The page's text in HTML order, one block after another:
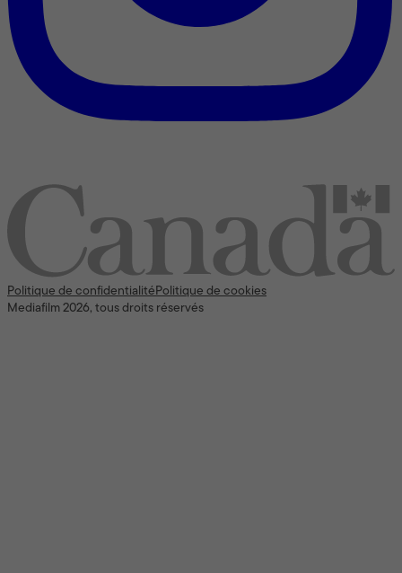
Politique de confidentialité Politique de cookies
Mediafilm 2026, tous droits réservés